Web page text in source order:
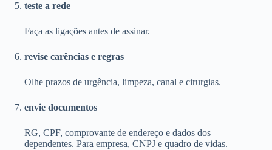
teste a rede
Faça as ligações antes de assinar.
revise carências e regras
Olhe prazos de urgência, limpeza, canal e cirurgias.
envie documentos
RG, CPF, comprovante de endereço e dados dos
dependentes. Para empresa, CNPJ e quadro de vidas.